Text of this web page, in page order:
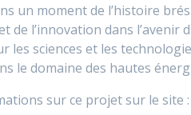
un moment de l’histoire
de l’innovation dans l’avenir
les sciences et les
le domaine des hautes
sur ce projet sur le site :